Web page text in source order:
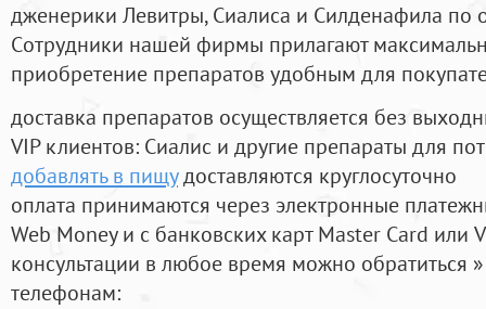
дженерики Левитры, Сиалиса и Силденафила по
Cотрудники нашей фирмы прилагают
приобретение препаратов удобным для
доставка препаратов осуществляется без
VIP клиентов: Сиалис и другие препараты для
добавлять в пищудоставляются круглосуточно
оплата принимаются через электронные
Web Money и с банковских карт Master Card или
консультации в любое время можно обратиться
телефонам: